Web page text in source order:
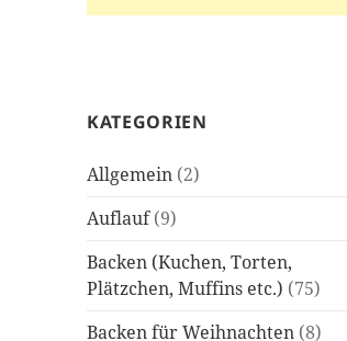
KATEGORIEN
Allgemein (2)
Auflauf(9)
Backen (Kuchen, Torten,
Plätzchen, Muffins etc.) (75)
Backen für Weihnachten (8)